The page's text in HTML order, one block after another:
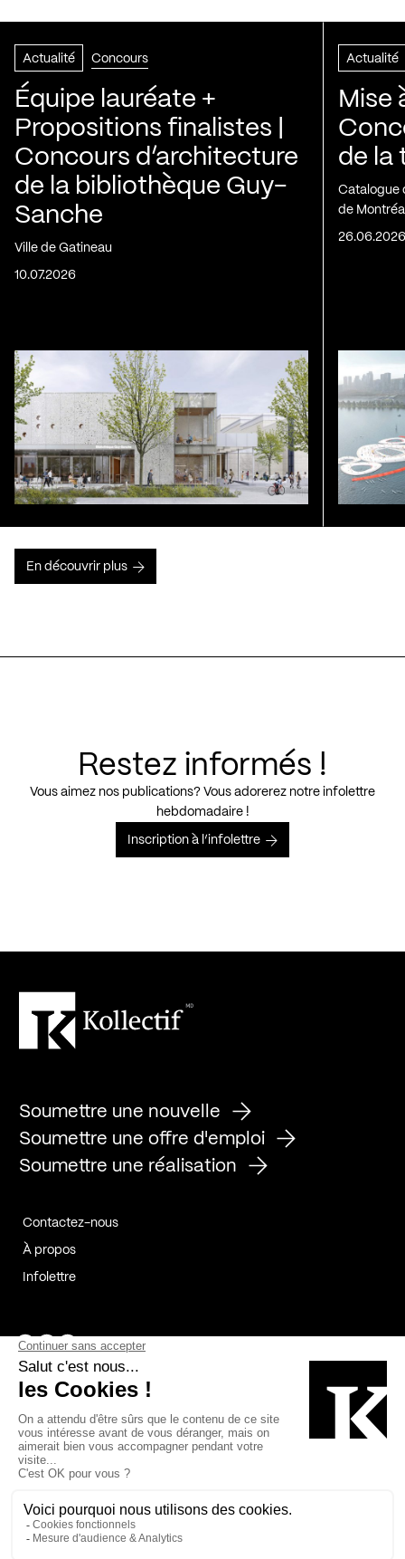
Actualité Concours
Équipe lauréate +
Propositions finalistes |
Concours d’architecture
de la bibliothèque Guy-
Sanche
Ville de Gatineau
10.07.2026
Actualité
Mise
de la
Catalogue
de
En découvrir plus
Restez informés !
Vous aimez nos publications? Vous adorerez notre infolettre
hebdomadaire !
Inscription à l’infolettre
Soumettre une nouvelle
Soumettre une offre d'emploi
Soumettre une réalisation
Contactez-nous
À propos
Infolettre
Page Facebook de Kollectif
Page Instagram de Kollectif
Page Linkedin de Kollectif
Bâtiment-Durable-Québec-1
Esquisses-1IRAC-1
MP-1 v2com-1